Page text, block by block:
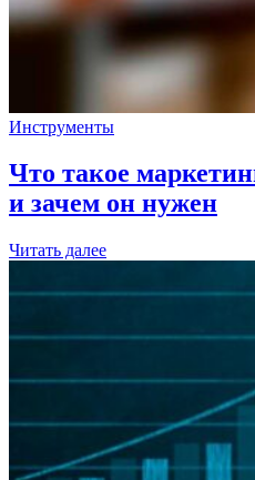
Инструменты
Что такое
и зачем он нужен
Читать далее